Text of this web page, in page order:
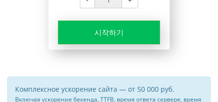
시작하기
Комплексное ускорение сайта — от 50 000 руб.
Включая ускорение бекенда, TTFB, время ответа сервере, время